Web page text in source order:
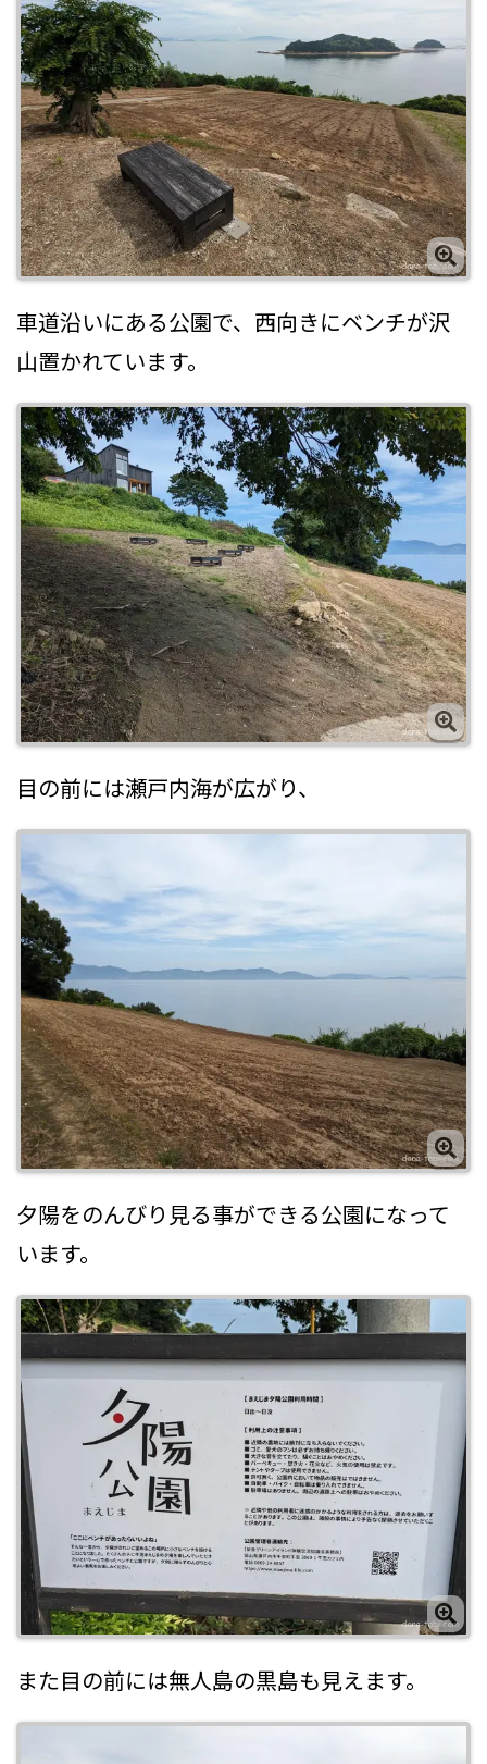
車道沿いにある公園で、西向きにベンチが沢
山置かれています。
目の前には瀬戸内海が広がり、
夕陽をのんびり見る事ができる公園になって
います。
また目の前には無人島の黒島も見えます。